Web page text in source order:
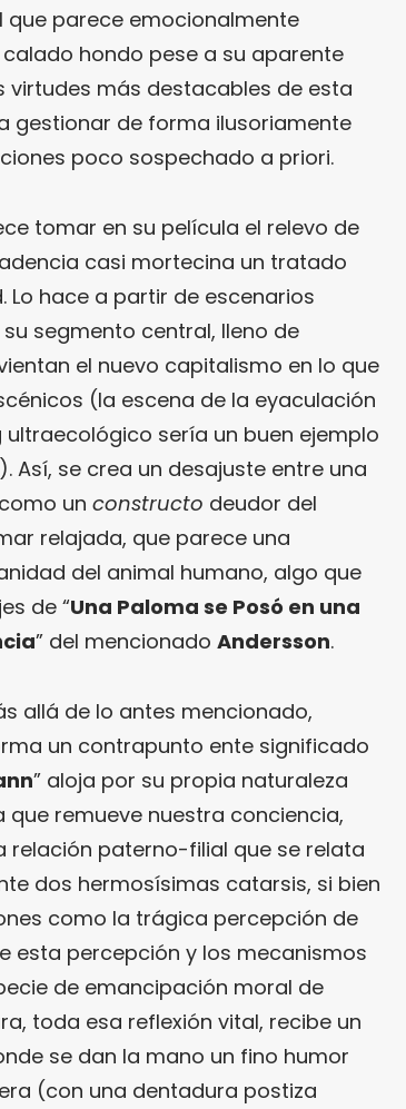
que parece emocionalmente
hondo pese a su aparente
virtudes más destacables de esta
gestionar de forma ilusoriamente
poco sospechado a priori.
tomar en su película el relevo de
casi mortecina un tratado
hace a partir de escenarios
segmento central, lleno de
el nuevo capitalismo en lo que
(la escena de la eyaculación
sería un buen ejemplo
Así, se crea un desajuste entre una
un constructo deudor del
relajada, que parece una
del animal humano, algo que
de “Una Paloma se Posó en una
” del mencionado Andersson.
allá de lo antes mencionado,
un contrapunto ente significado
” aloja por su propia naturaleza
remueve nuestra conciencia,
paterno-filial que se relata
dos hermosísimas catarsis, si bien
como la trágica percepción de
esta percepción y los mecanismos
de emancipación moral de
toda esa reflexión vital, recibe un
se dan la mano un fino humor
(con una dentadura postiza